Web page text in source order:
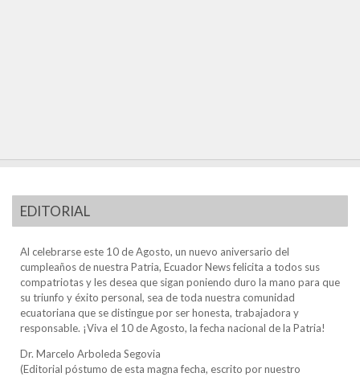
EDITORIAL
Al celebrarse este 10 de Agosto, un nuevo aniversario del
cumpleaños de nuestra Patria, Ecuador News felicita a todos sus
compatriotas y les desea que sigan poniendo duro la mano para que
su triunfo y éxito personal, sea de toda nuestra comunidad
ecuatoriana que se distingue por ser honesta, trabajadora y
responsable. ¡Viva el 10 de Agosto, la fecha nacional de la Patria!
Dr. Marcelo Arboleda Segovia
(Editorial póstumo de esta magna fecha, escrito por nuestro